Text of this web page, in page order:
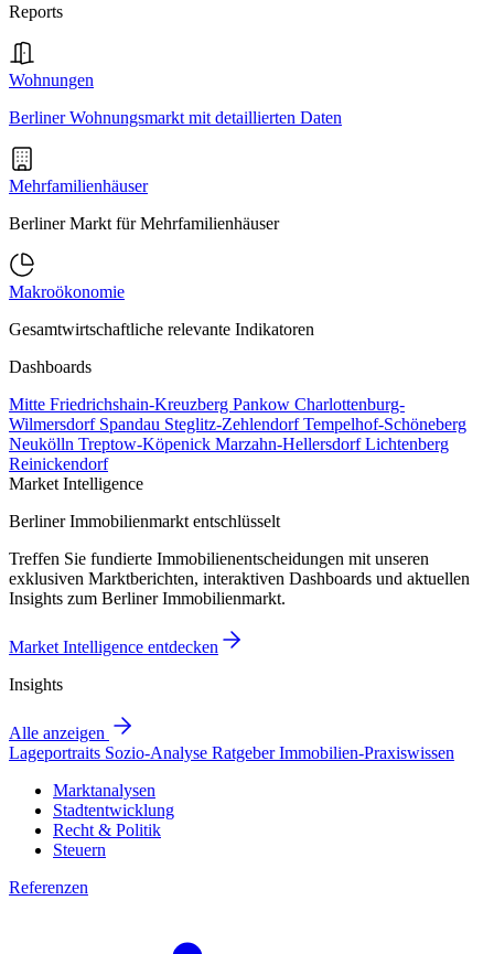
Reports
Wohnungen
Berliner Wohnungsmarkt mit detaillierten Daten
Mehrfamilienhäuser
Berliner Markt für Mehrfamilienhäuser
Makroökonomie
Gesamtwirtschaftliche relevante Indikatoren
Dashboards
Mitte Friedrichshain-Kreuzberg Pankow Charlottenburg-
Wilmersdorf Spandau Steglitz-ZehlendorfTempelhof-Schöneberg
Neukölln Treptow-Köpenick Marzahn-HellersdorfLichtenberg
Reinickendorf
Market Intelligence
Berliner Immobilienmarkt entschlüsselt
Treffen Sie fundierte Immobilienentscheidungen mit unseren
exklusiven Marktberichten, interaktiven Dashboards und aktuellen
Insights zum Berliner Immobilienmarkt.
Market Intelligence entdecken
Insights
Alle anzeigen
Lageportraits Sozio-Analyse RatgeberImmobilien-Praxiswissen
Marktanalysen
Stadtentwicklung
Recht & Politik
Steuern
Referenzen